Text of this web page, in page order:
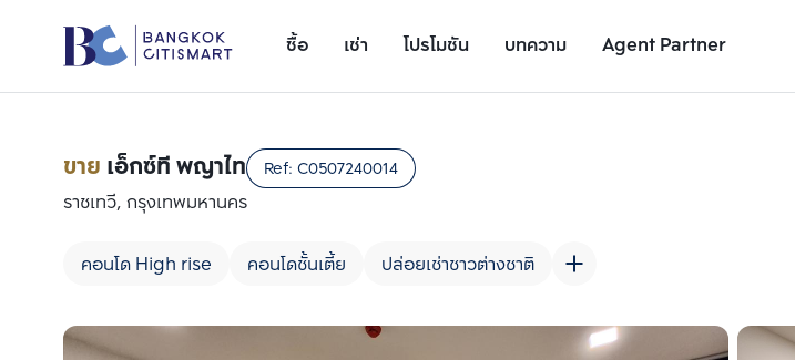
ซื้อ เช่า โปรโมชัน บทความ Agent Partner
รายละเอียดยูนิต
ขาย เอ็กซ์ที พญาไท Ref: C0507240014
ราชเทวี, กรุงเทพมหานคร
คอนโด High rise คอนโดชั้นเตี้ย ปล่อยเช่าชาวต่างชาติ